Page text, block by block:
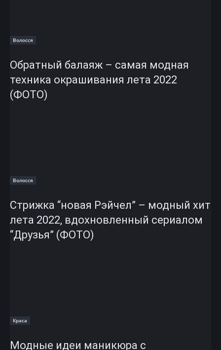
Волосся
Обратный балаяж – самая модная
техника окрашивания лета 2022
(ФОТО)
Волосся
Стрижка “новая Рэйчел” – модный хит
лета 2022, вдохновленный сериалом
“Друзья” (ФОТО)
Краса
Модные идеи маникюра с